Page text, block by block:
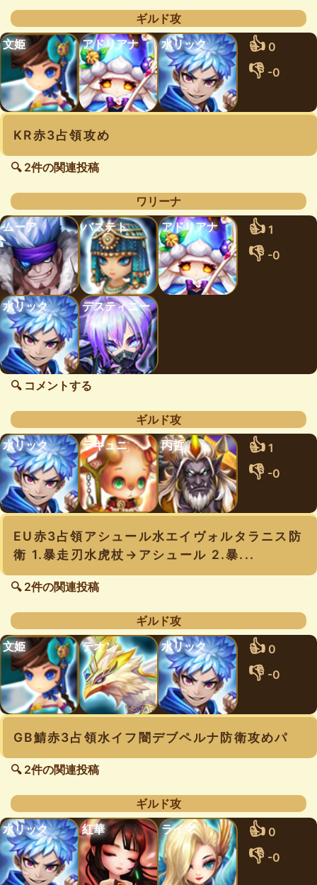
ギルド攻
文姫
アドリアナ 水リック 👍 0
👎 -0
KR赤3占領攻め
🔍 2件の関連投稿
ワリーナ
ムーア
バステト アドリアナ 👍 1
👎 -0
水リック デスティニー
🔍 コメントする
ギルド攻
水リック
ラキュニ 丙哲 👍 1
👎 -0
EU赤3占領アシュール水エイヴォルタラニス防
衛 1.暴走刃水虎杖→アシュール 2.暴...
🔍 2件の関連投稿
ギルド攻
文姫
テオン 水リック 👍 0
👎 -0
GB鯖赤3占領水イフ闇デブペルナ防衛攻めパ
🔍 2件の関連投稿
ギルド攻
水リック
紅華 ライマ 👍 0
👎 -0